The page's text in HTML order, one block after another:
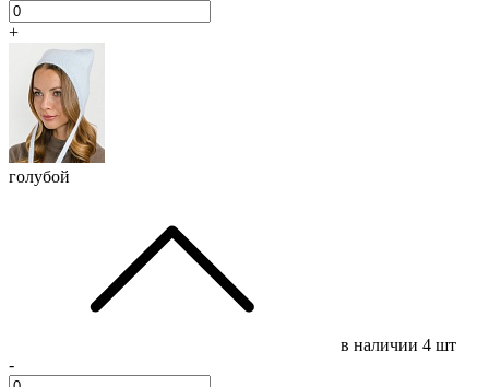
+
голубой
в наличии 4 шт
-